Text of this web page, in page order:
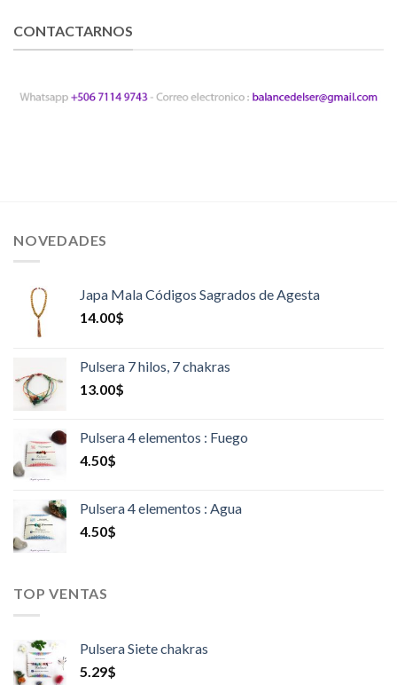
CONTACTARNOS
NOVEDADES
Japa Mala Códigos Sagrados de Agesta
14.00$
Pulsera 7 hilos, 7 chakras
13.00$
Pulsera 4 elementos : Fuego
4.50$
Pulsera 4 elementos : Agua
4.50$
TOP VENTAS
Pulsera Siete chakras
5.29$